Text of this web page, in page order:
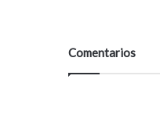
Comentarios